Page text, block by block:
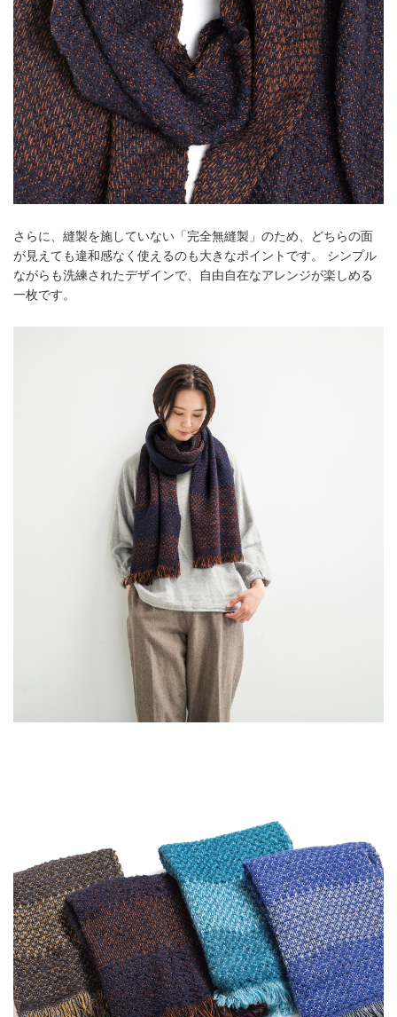
さらに、縫製を施していない「完全無縫製」のため、どちらの面
が見えても違和感なく使えるのも大きなポイントです。 シンプル
ながらも洗練されたデザインで、自由自在なアレンジが楽しめる
一枚です。